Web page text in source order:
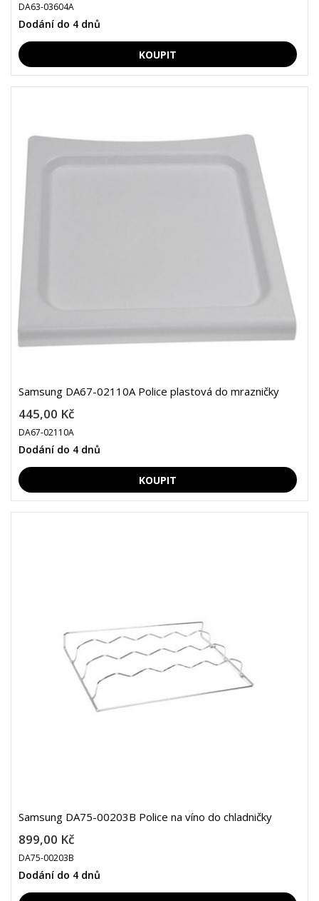
DA63-03604A
Dodání do 4 dnů
Samsung DA67-02110A Police plastová do mrazničky
445,00 Kč
DA67-02110A
Dodání do 4 dnů
Samsung DA75-00203B Police na víno do chladničky
899,00 Kč
DA75-00203B
Dodání do 4 dnů